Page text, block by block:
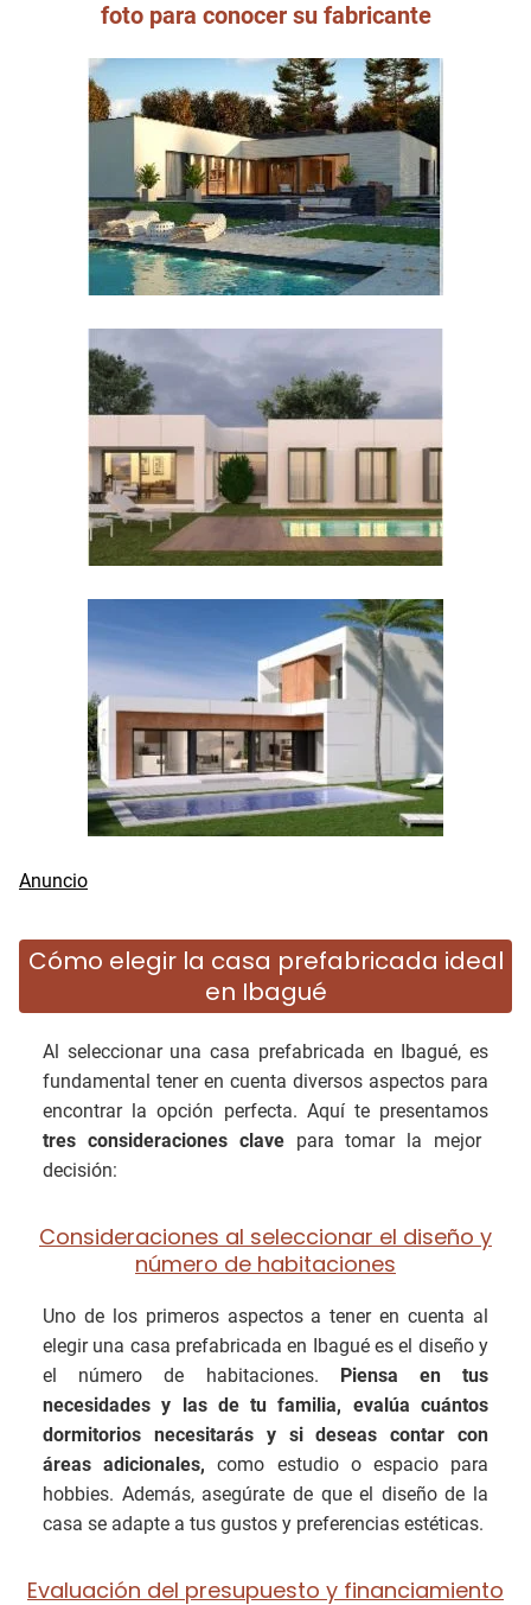
foto para conocer su fabricante
Cómo elegir la casa prefabricada ideal
en Ibagué
Al seleccionar una casa prefabricada en Ibagué, es
fundamental tener en cuenta diversos aspectos para
encontrar la opción perfecta. Aquí te presentamos
tres consideraciones clavepara tomar la mejor
decisión:
Consideraciones al seleccionar el diseño y
número de habitaciones
Uno de los primeros aspectos a tener en cuenta al
elegir una casa prefabricada en Ibagué es el diseño y
el número de habitaciones.
Piensa en tus
necesidades y las de tu familia, evalúa cuántos
dormitorios necesitarás y si deseas contar con
áreas adicionales, como estudio o espacio para
hobbies. Además, asegúrate de que el diseño de la
casa se adapte a tus gustos y preferencias estéticas.
Evaluación del presupuesto y financiamiento